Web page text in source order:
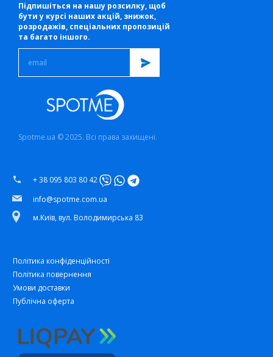
Підпишіться на нашу розсилку, щоб
бути у курсі наших акцій, знижок,
розродажів, спеціальних пропозицій
та багато іншого.
Spotme.ua © 2025. Всі права захищені.
+ 38 095 803 80 42
info@spotme.com.ua
м.Київ, вул. Володимирська 83
Політика конфіденційності
Політика повернення
Умови доставки
Публічна оферта